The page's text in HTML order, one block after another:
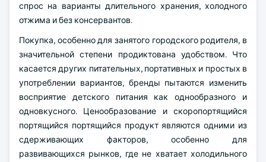
спрос на варианты длительного хранения, холодного
отжима и без консервантов.
Покупка, особенно для занятого городского родителя, в
значительной степени продиктована удобством. Что
касается других питательных, портативных и простых в
употреблении вариантов, бренды пытаются изменить
восприятие детского питания как однообразного и
одновкусного. Ценообразование и скоропортящийся
портящийся портящийся продукт являются одними из
сдерживающих факторов, особенно для
развивающихся рынков, где не хватает холодильного